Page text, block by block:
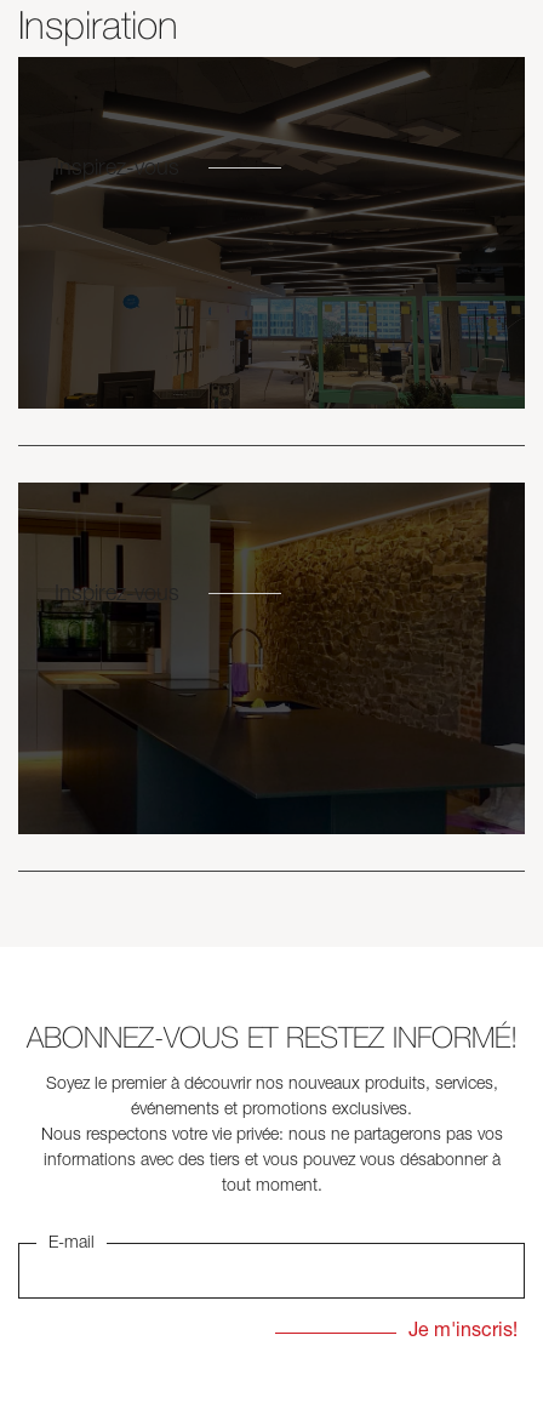
Inspiration
Inspirez-vous
Inspirez-vous
ABONNEZ-VOUS ET RESTEZ INFORMÉ!
Soyez le premier à découvrir nos nouveaux produits, services,
événements et promotions exclusives.
Nous respectons votre vie privée: nous ne partagerons pas vos
informations avec des tiers et vous pouvez vous désabonner à
tout moment.
E-mail